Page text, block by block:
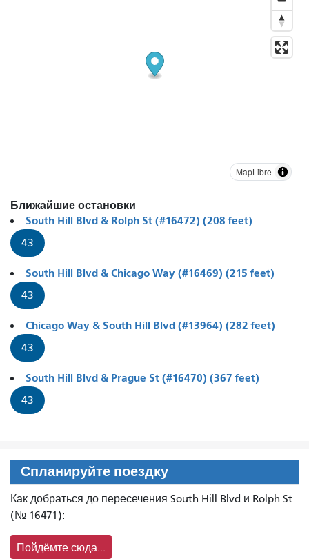
MapLibre
Ближайшие остановки
South Hill Blvd & Rolph St (#16472) (208 feet)
43
South Hill Blvd & Chicago Way (#16469) (215 feet)
43
Chicago Way & South Hill Blvd (#13964) (282 feet)
43
South Hill Blvd & Prague St (#16470) (367 feet)
43
Спланируйте поездку
Как добраться до пересечения South Hill Blvd и Rolph St
(№ 16471):
Пойдёмте сюда...